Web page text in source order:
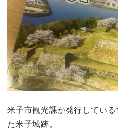
米子市観光課が発行してい
た米子城跡。